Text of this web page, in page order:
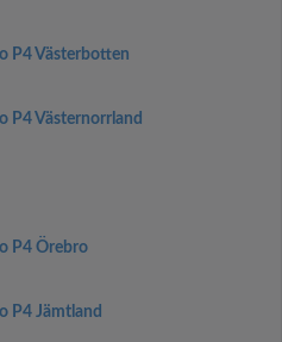
P4 Västerbotten
P4 Västernorrland
P4 Örebro
P4 Jämtland